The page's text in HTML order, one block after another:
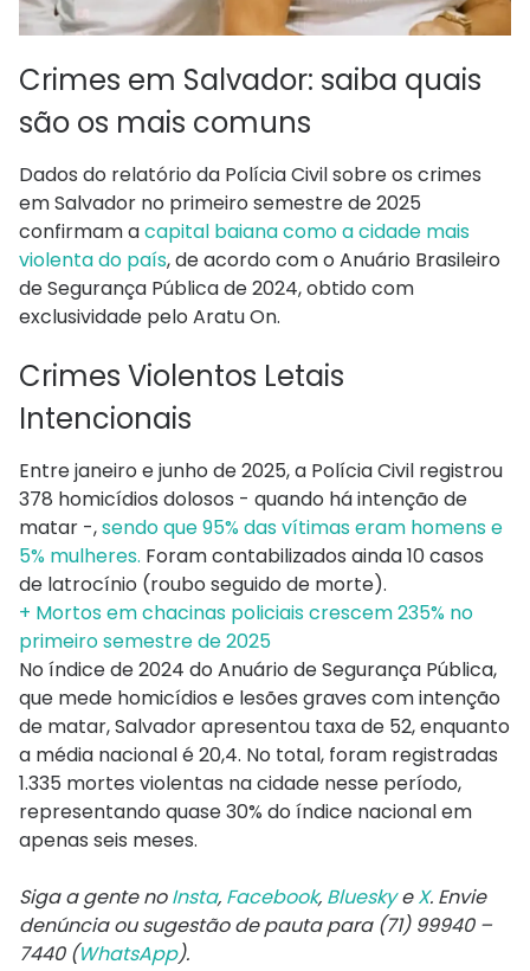
Crimes em Salvador: saiba quais
são os mais comuns
Dados do relatório da Polícia Civil sobre os crimes
em Salvador no primeiro semestre de 2025
confirmam acapital baiana como a cidade mais
violenta do país, de acordo com o Anuário Brasileiro
de Segurança Pública de 2024, obtido com
exclusividade pelo Aratu On.
Crimes Violentos Letais
Intencionais
Entre janeiro e junho de 2025, a Polícia Civil registrou
378 homicídios dolosos - quando há intenção de
matar -,sendo que 95% das vítimas eram homens e
5% mulheres. Foram contabilizados ainda 10 casos
de latrocínio (roubo seguido de morte).
+ Mortos em chacinas policiais crescem 235% no
primeiro semestre de 2025
No índice de 2024 do Anuário de Segurança Pública,
que mede homicídios e lesões graves com intenção
de matar, Salvador apresentou taxa de 52, enquanto
a média nacional é 20,4. No total, foram registradas
1.335 mortes violentas na cidade nesse período,
representando quase 30% do índice nacional em
apenas seis meses.
Siga a gente noInsta, Facebook, BlueskyeX. Envie
denúncia ou sugestão de pauta para (71) 99940 –
7440 (WhatsApp).